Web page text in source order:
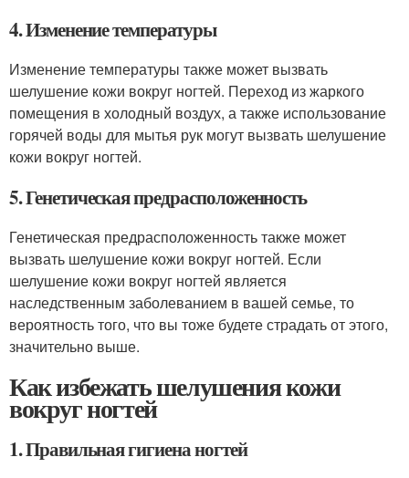
4. Изменение температуры
Изменение температуры также может вызвать
шелушение кожи вокруг ногтей. Переход из жаркого
помещения в холодный воздух, а также использование
горячей воды для мытья рук могут вызвать шелушение
кожи вокруг ногтей.
5. Генетическая предрасположенность
Генетическая предрасположенность также может
вызвать шелушение кожи вокруг ногтей. Если
шелушение кожи вокруг ногтей является
наследственным заболеванием в вашей семье, то
вероятность того, что вы тоже будете страдать от этого,
значительно выше.
Как избежать шелушения кожи
вокруг ногтей
1. Правильная гигиена ногтей